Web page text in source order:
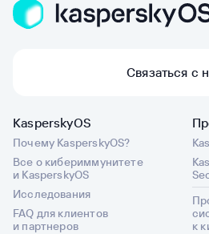
Связаться с
KasperskyOS
Почему KasperskyOS?
Все о кибериммунитете
и KasperskyOS
Исследования
FAQ для клиентов
и партнеров
к